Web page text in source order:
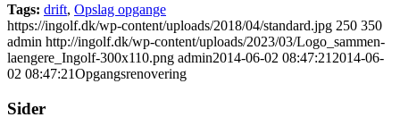
Tags: drift, Opslag opgange
https://ingolf.dk/wp-content/uploads/2018/04/standard.jpg 250 350
admin http://ingolf.dk/wp-content/uploads/2023/03/Logo_sammen-
laengere_Ingolf-300x110.png admin2014-06-02 08:47:21 2014-06-
02 08:47:21Opgangsrenovering
Sider